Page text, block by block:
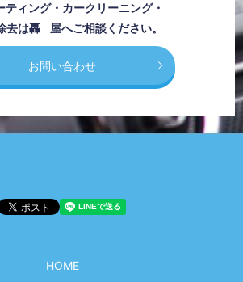
ティング・カークリーニング・
去は轟屋へご相談ください。
お問い合わせ
HOME